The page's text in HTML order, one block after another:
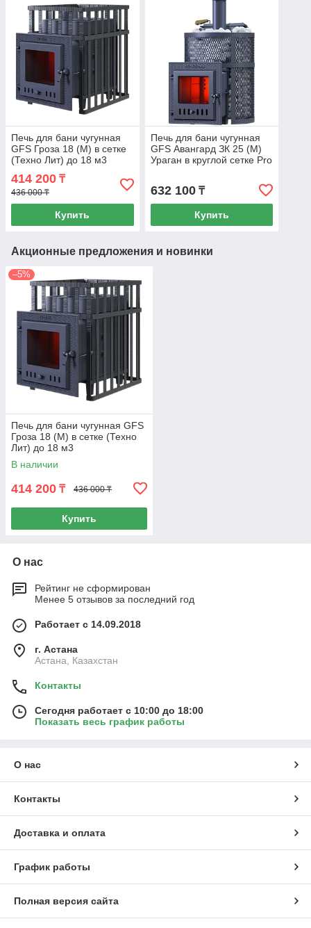
Печь для бани чугунная
GFS Гроза 18 (М) в сетке
(Техно Лит) до 18 м3
414 200 ₸
436 000 ₸
Купить
Печь для бани чугунная
GFS Авангард ЗК 25 (М)
Ураган в круглой сетке Pro
632 100₸
Купить
Акционные предложения и новинки
–5%
Печь для бани чугунная GFS
Гроза 18 (М) в сетке (Техно
Лит) до 18 м3
В наличии
414 200 ₸ 436 000 ₸
Купить
О нас
Рейтинг не сформирован
Менее 5 отзывов за последний год
Работает с 14.09.2018
г. Астана
Астана, Казахстан
Контакты
Сегодня работает с 10:00 до 18:00
Показать весь график работы
О нас
Контакты
Доставка и оплата
График работы
Полная версия сайта